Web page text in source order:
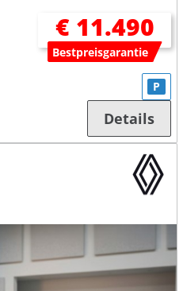
€ 11.490
Bestpreisgarantie
P
Details